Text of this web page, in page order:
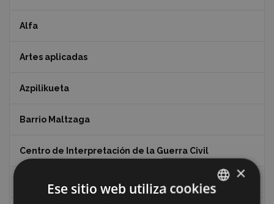
Alfa
Artes aplicadas
Azpilikueta
Barrio Maltzaga
Centro de Interpretación de la Guerra Civil
×
Ese sitio web utiliza cookies